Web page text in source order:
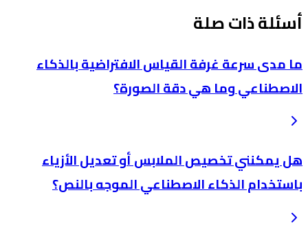
أسئلة ذات صلة
ما مدى سرعة غرفة القياس الافتراضية بالذكاء
الاصطناعي وما هي دقة الصورة؟
هل يمكنني تخصيص الملابس أو تعديل الأزياء
باستخدام الذكاء الاصطناعي الموجه بالنص؟